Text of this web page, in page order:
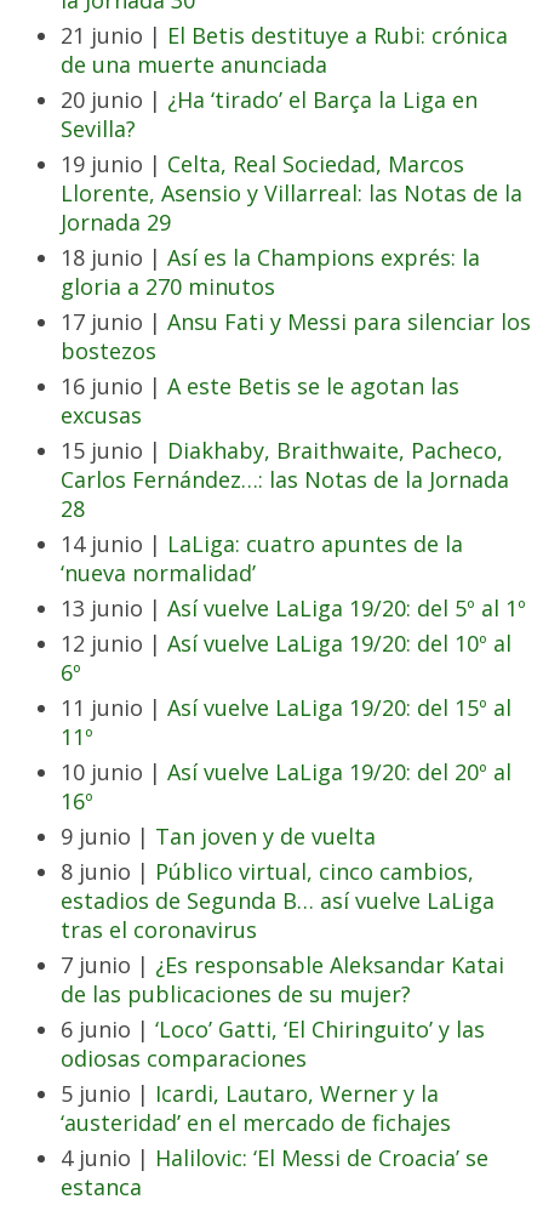
21 junio | El Betis destituye a Rubi: crónica
de una muerte anunciada
20 junio | ¿Ha ‘tirado’ el Barça la Liga en
Sevilla?
19 junio | Celta, Real Sociedad, Marcos
Llorente, Asensio y Villarreal: las Notas de la
Jornada 29
18 junio | Así es la Champions exprés: la
gloria a 270 minutos
17 junio | Ansu Fati y Messi para silenciar los
bostezos
16 junio | A este Betis se le agotan las
excusas
15 junio | Diakhaby, Braithwaite, Pacheco,
Carlos Fernández…: las Notas de la Jornada
28
14 junio | LaLiga: cuatro apuntes de la
‘nueva normalidad’
13 junio | Así vuelve LaLiga 19/20: del 5º al 1º
12 junio | Así vuelve LaLiga 19/20: del 10º al
6º
11 junio | Así vuelve LaLiga 19/20: del 15º al
11º
10 junio | Así vuelve LaLiga 19/20: del 20º al
16º
9 junio | Tan joven y de vuelta
8 junio | Público virtual, cinco cambios,
estadios de Segunda B… así vuelve LaLiga
tras el coronavirus
7 junio | ¿Es responsable Aleksandar Katai
de las publicaciones de su mujer?
6 junio | ‘Loco’ Gatti, ‘El Chiringuito’ y las
odiosas comparaciones
5 junio | Icardi, Lautaro, Werner y la
‘austeridad’ en el mercado de fichajes
4 junio | Halilovic: ‘El Messi de Croacia’ se
estanca